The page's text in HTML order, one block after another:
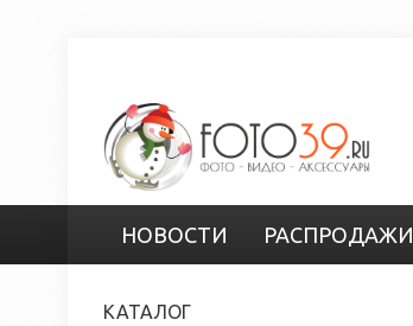
НОВОСТИ РАСПРОДАЖИ
КАТАЛОГ